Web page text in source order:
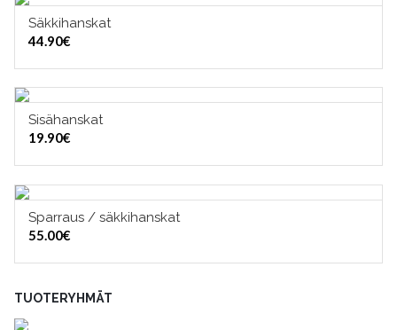
Säkkihanskat
44.90€
Sisähanskat
19.90€
VALITSE VAIHTOEHDOISTA
Sparraus / säkkihanskat
55.00€
TUOTERYHMÄT